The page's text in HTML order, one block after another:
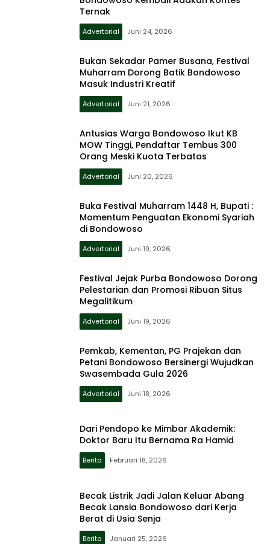
Ternak
Advertorial Juni 24, 2026
Bukan Sekadar Pamer Busana, Festival
Muharram Dorong Batik Bondowoso
Masuk Industri Kreatif
Advertorial Juni 21, 2026
Antusias Warga Bondowoso Ikut KB
MOW Tinggi, Pendaftar Tembus 300
Orang Meski Kuota Terbatas
Advertorial Juni 20, 2026
Buka Festival Muharram 1448 H, Bupati :
Momentum Penguatan Ekonomi Syariah
di Bondowoso
Advertorial Juni 19, 2026
Festival Jejak Purba Bondowoso Dorong
Pelestarian dan Promosi Ribuan Situs
Megalitikum
Advertorial Juni 19, 2026
Pemkab, Kementan, PG Prajekan dan
Petani Bondowoso Bersinergi Wujudkan
Swasembada Gula 2026
Advertorial Juni 18, 2026
Dari Pendopo ke Mimbar Akademik:
Doktor Baru Itu Bernama Ra Hamid
Berita Februari 18, 2026
Becak Listrik Jadi Jalan Keluar Abang
Becak Lansia Bondowoso dari Kerja
Berat di Usia Senja
Berita Januari 25, 2026